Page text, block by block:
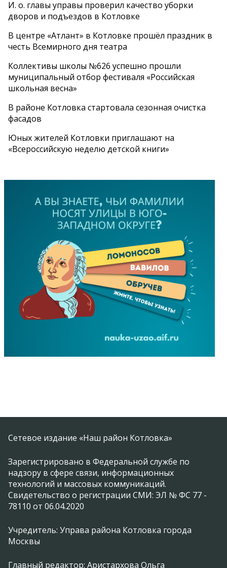
И. о. главы управы проверил качество уборки
дворов и подъездов в Котловке
В центре «Атлант» в Котловке прошёл праздник в
честь Всемирного дня театра
Коллективы школы №626 успешно прошли
муниципальный отбор фестиваля «Российская
школьная весна»
В районе Котловка стартовала сезонная очистка
фасадов
Юных жителей Котловки приглашают на
«Всероссийскую неделю детской книги»
Сетевое издание «Наш район Котловка»
Зарегистрировано в Федеральной службе по
надзору в сфере связи, информационных
технологий и массовых коммуникаций.
Свидетельство о регистрации СМИ: ЭЛ № ФС 77 -
78110 от 06.04.2020
Учредитель: Управа района Котловка города
Москвы
Главный редактор: Аристархова Ольга